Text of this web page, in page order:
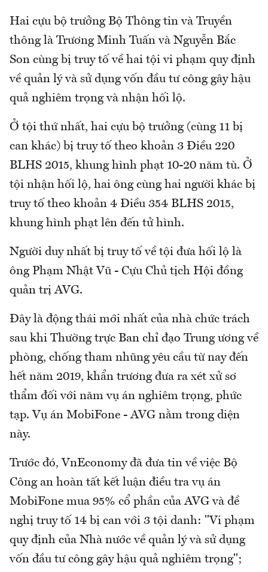
Hai cựu bộ trưởng Bộ Thông tin và Truyền
thông là Trương Minh Tuấn và Nguyễn Bắc
Son cùng bị truy tố về hai tội vi phạm quy định
về quản lý và sử dụng vốn đầu tư công gây hậu
quả nghiêm trọng và nhận hối lộ.
Ở tội thứ nhất, hai cựu bộ trưởng (cùng 11 bị
can khác) bị truy tố theo khoản 3 Điều 220
BLHS 2015, khung hình phạt 10-20 năm tù. Ở
tội nhận hối lộ, hai ông cùng hai người khác bị
truy tố theo khoản 4 Điều 354 BLHS 2015,
khung hình phạt lên đến tử hình.
Người duy nhất bị truy tố về tội đưa hối lộ là
ông Phạm Nhật Vũ - Cựu Chủ tịch Hội đồng
quản trị AVG.
Đây là động thái mới nhất của nhà chức trách
sau khi Thường trực Ban chỉ đạo Trung ương về
phòng, chống tham nhũng yêu cầu từ nay đến
hết năm 2019, khẩn trương đưa ra xét xử sơ
thẩm đối với năm vụ án nghiêm trọng, phức
tạp. Vụ án MobiFone - AVG nằm trong diện
này.
Trước đó, VnEconomy đã đưa tin về việc Bộ
Công an hoàn tất kết luận điều tra vụ án
MobiFone mua 95% cổ phần của AVG và đề
nghị truy tố 14 bị can với 3 tội danh: "Vi phạm
quy định của Nhà nước về quản lý và sử dụng
vốn đầu tư công gây hậu quả nghiêm trọng";